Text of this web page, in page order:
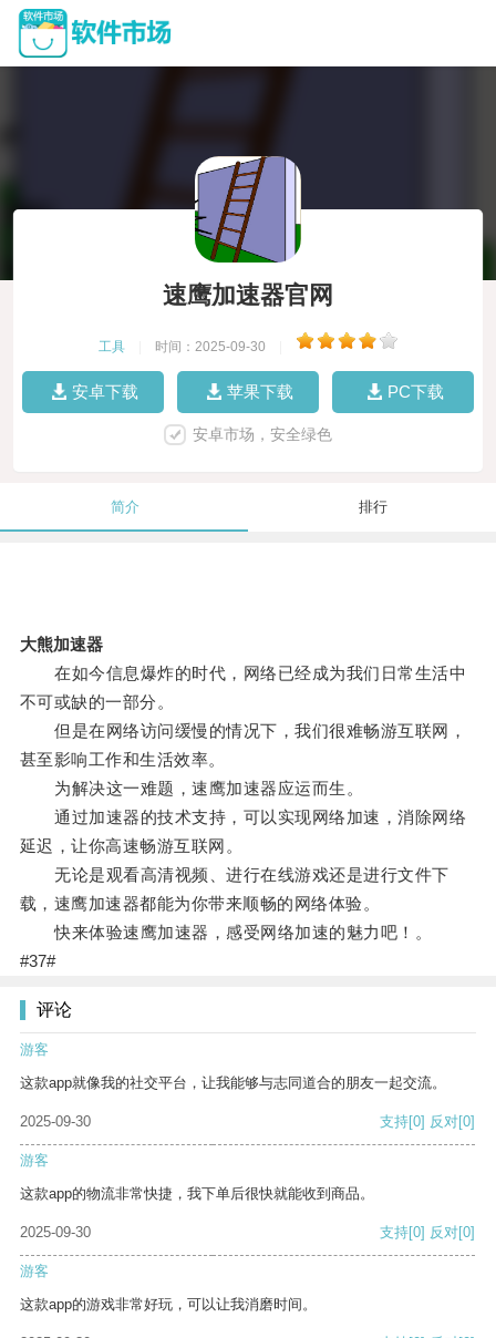
速鹰加速器官网
工具 时间：2025-09-30
安卓下载 苹果下载 PC下载
安卓市场，安全绿色
简介 排行
大熊加速器
在如今信息爆炸的时代，网络已经成为我们日常生活中
不可或缺的一部分。
但是在网络访问缓慢的情况下，我们很难畅游互联网，
甚至影响工作和生活效率。
为解决这一难题，速鹰加速器应运而生。
通过加速器的技术支持，可以实现网络加速，消除网络
延迟，让你高速畅游互联网。
无论是观看高清视频、进行在线游戏还是进行文件下
载，速鹰加速器都能为你带来顺畅的网络体验。
快来体验速鹰加速器，感受网络加速的魅力吧！。
#37#
评论
游客
这款app就像我的社交平台，让我能够与志同道合的朋友一起交流。
2025-09-30 支持[0] 反对[0]
游客
这款app的物流非常快捷，我下单后很快就能收到商品。
2025-09-30 支持[0] 反对[0]
游客
这款app的游戏非常好玩，可以让我消磨时间。